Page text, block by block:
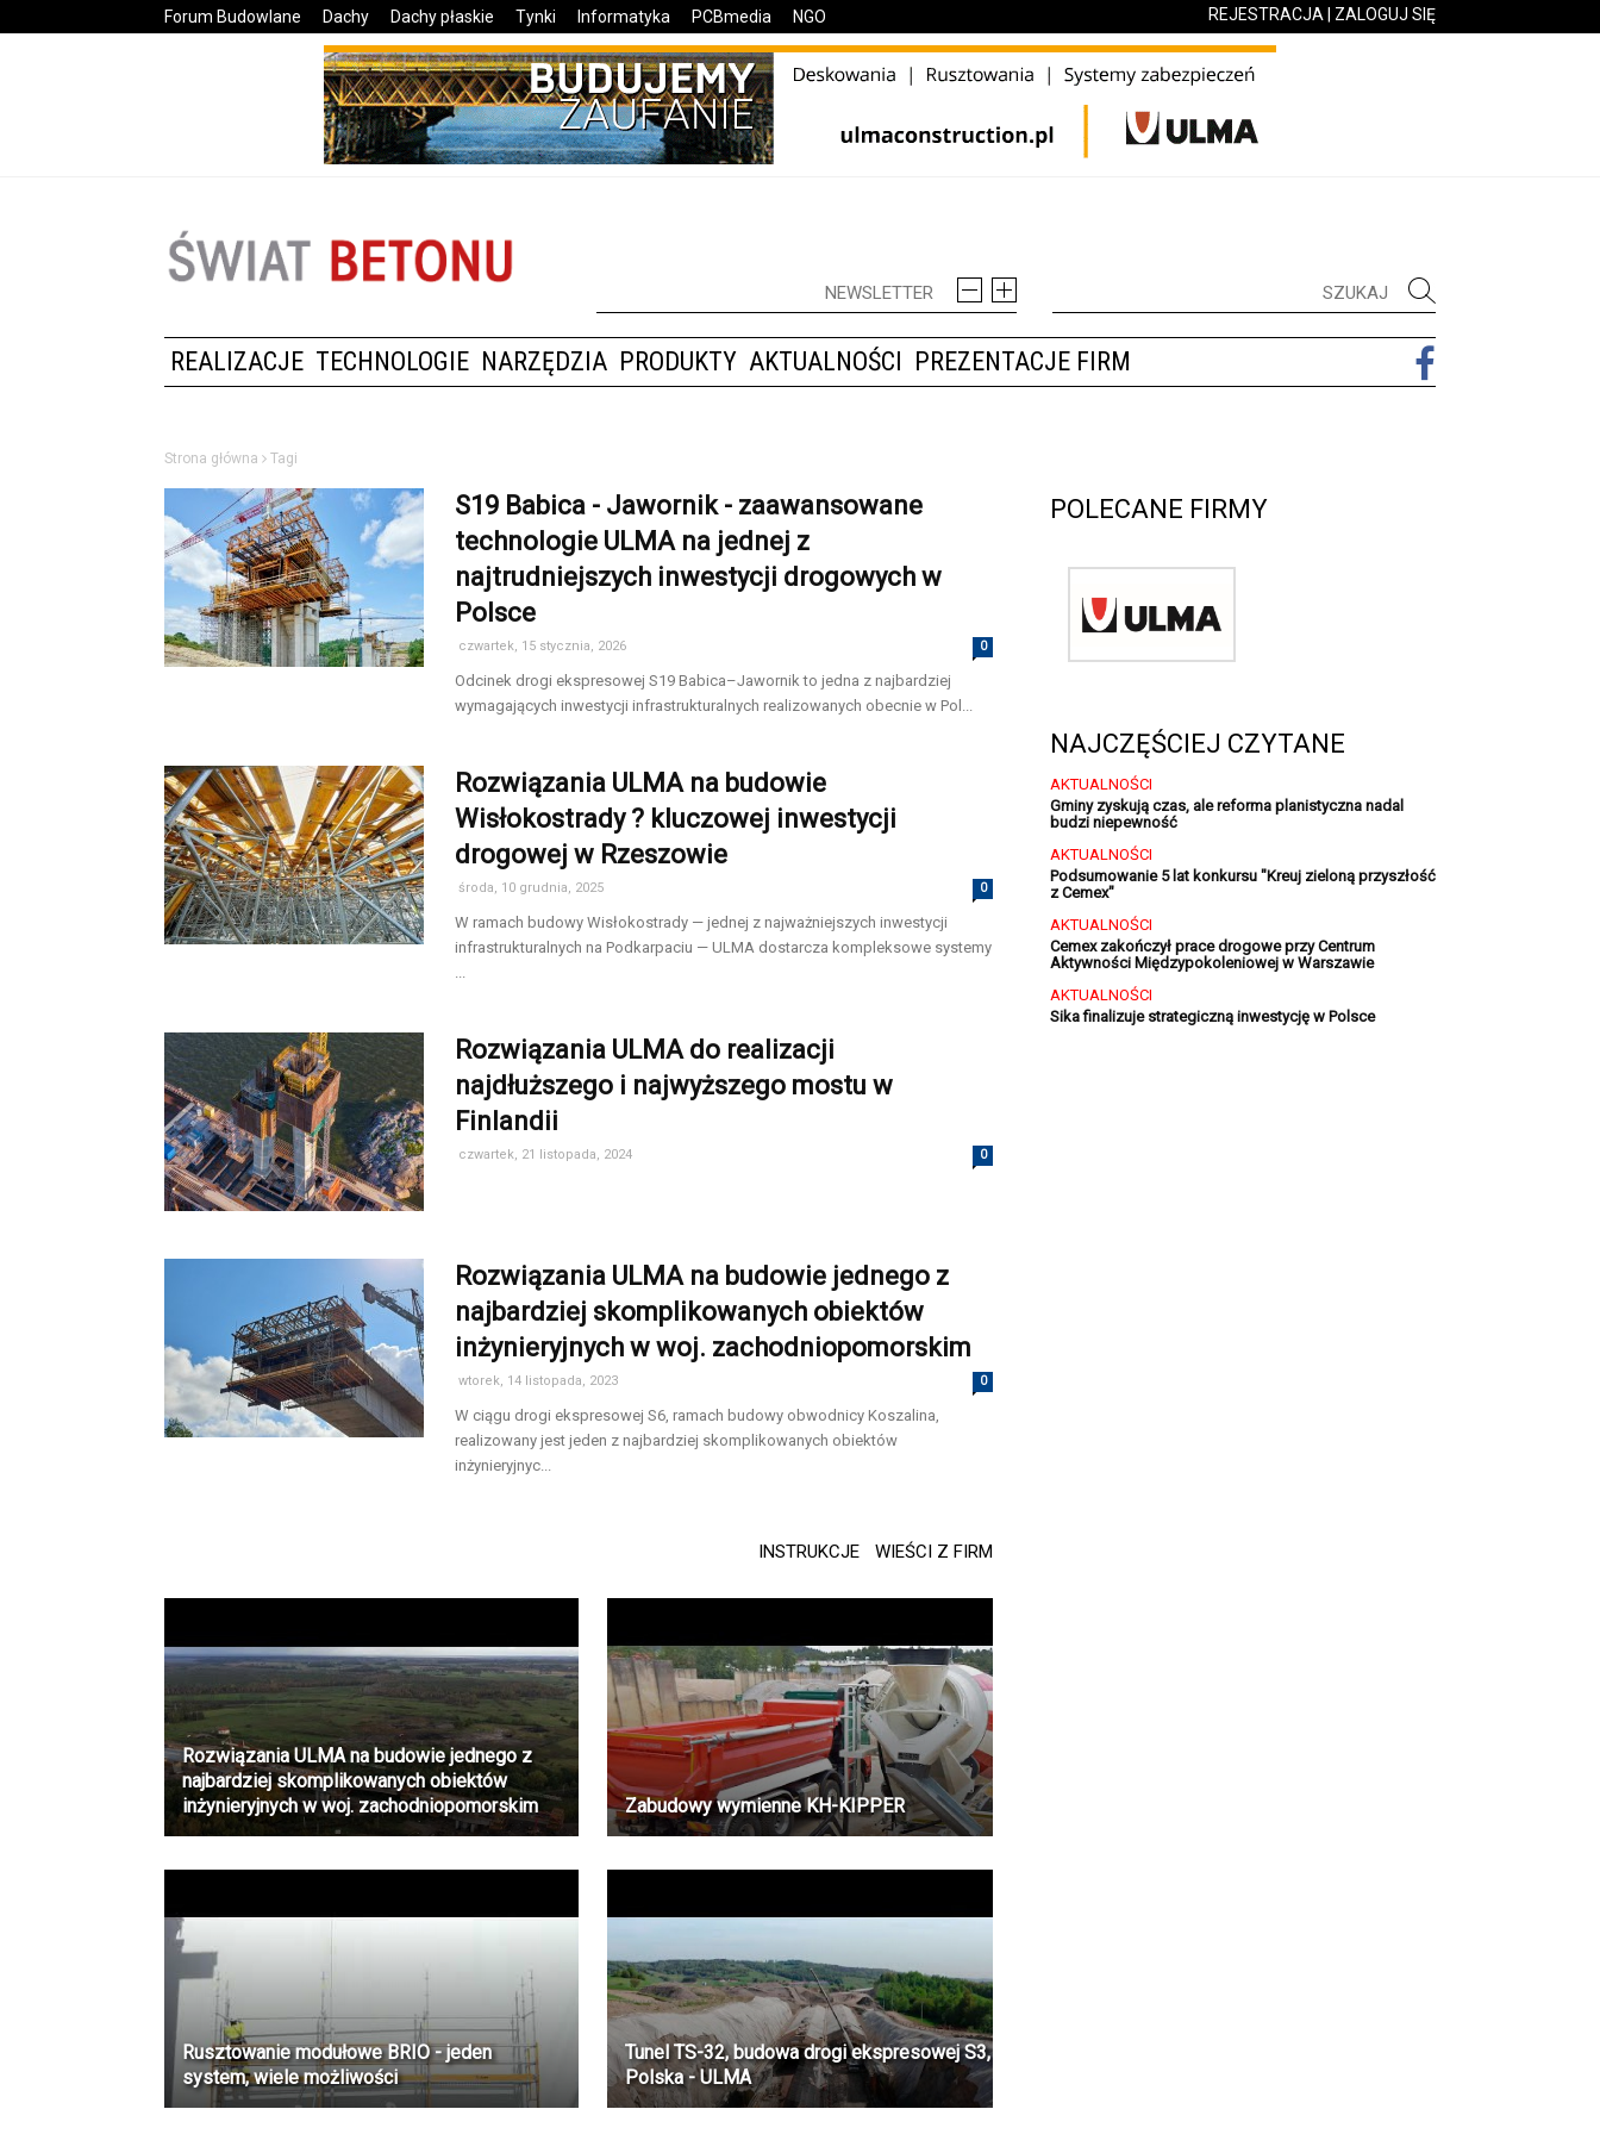
Forum Budowlane Dachy Dachy płaskie Tynki Informatyka PCBmedia NGO REJESTRACJA ZALOGUJ SIĘ
REALIZACJE TECHNOLOGIE NARZĘDZIA PRODUKTY AKTUALNOŚCI PREZENTACJE FIRM
Strona główna Tagi
S19 Babica - Jawornik - zaawansowane
technologie ULMA na jednej z
najtrudniejszych inwestycji drogowych w
Polsce
czwartek, 15 stycznia, 2026 0
Odcinek drogi ekspresowej S19 Babica–Jawornik to jedna z najbardziej
wymagających inwestycji infrastrukturalnych realizowanych obecnie w Pol...
Rozwiązania ULMA na budowie
Wisłokostrady ? kluczowej inwestycji
drogowej w Rzeszowie
środa, 10 grudnia, 2025 0
W ramach budowy Wisłokostrady — jednej z najważniejszych inwestycji
infrastrukturalnych na Podkarpaciu — ULMA dostarcza kompleksowe systemy
...
Rozwiązania ULMA do realizacji
najdłuższego i najwyższego mostu w
Finlandii
czwartek, 21 listopada, 2024 0
Rozwiązania ULMA na budowie jednego z
najbardziej skomplikowanych obiektów
inżynieryjnych w woj. zachodniopomorskim
wtorek, 14 listopada, 2023 0
W ciągu drogi ekspresowej S6, ramach budowy obwodnicy Koszalina,
realizowany jest jeden z najbardziej skomplikowanych obiektów
inżynieryjnyc...
INSTRUKCJE WIEŚCI Z FIRM
Rozwiązania ULMA na budowie jednego z
najbardziej skomplikowanych obiektów
inżynieryjnych w woj. zachodniopomorskim
Zabudowy wymienne KH-KIPPER
Rusztowanie modułowe BRIO - jeden
system, wiele możliwości
Tunel TS-32, budowa drogi ekspresowej S3,
Polska - ULMA
POLECANE FIRMY
NAJCZĘŚCIEJ CZYTANE
AKTUALNOŚCI
Gminy zyskują czas, ale reforma planistyczna nadal
budzi niepewność
AKTUALNOŚCI
Podsumowanie 5 lat konkursu "Kreuj zieloną przyszłość
z Cemex"
AKTUALNOŚCI
Cemex zakończył prace drogowe przy Centrum
Aktywności Międzypokoleniowej w Warszawie
AKTUALNOŚCI
Sika finalizuje strategiczną inwestycję w Polsce